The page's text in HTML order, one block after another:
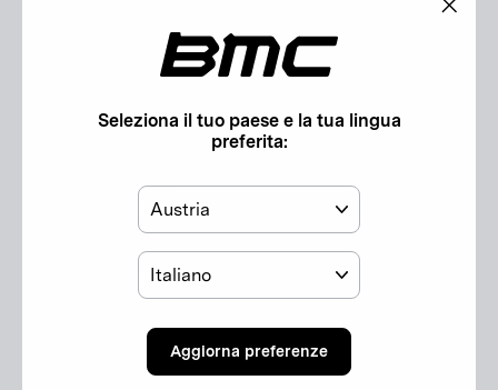
SHIMANO HG-601
SHIMANO Deore RD-M5120
SHIMANO Deore SL-M5100 | Rapidfire Plus
Seleziona il tuo paese e la tua lingua
preferita:
Paese
Lingua
Aggiorna preferenze